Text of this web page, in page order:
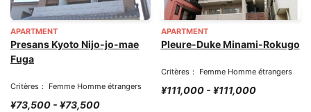
APARTMENT
Presans Kyoto Nijo-jo-mae
Fuga
Critères： Femme Homme étrangers
¥73,500 - ¥73,500
APARTMENT
Pleure-Duke Minami-Rokugo
Critères： Femme Homme étrangers
¥111,000 - ¥111,000